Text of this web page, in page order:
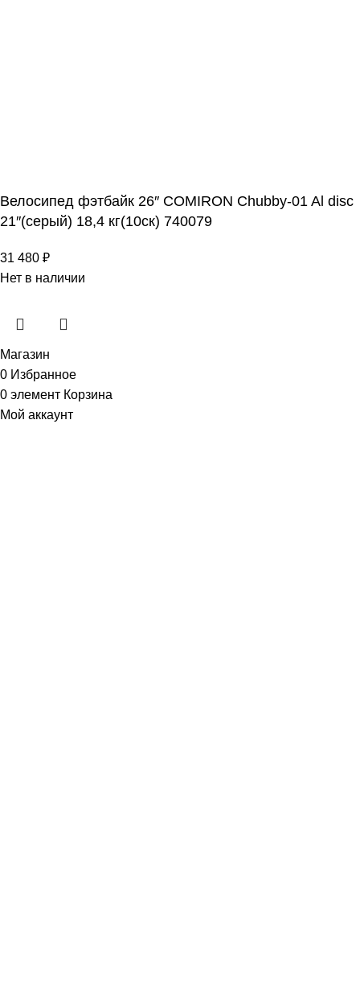
Велосипед фэтбайк 26″ COMIRON Chubby-01 Al disc
21″(серый) 18,4 кг(10cк) 740079
31 480 ₽
Нет в наличии
Магазин
0 Избранное
0 элемент Корзина
Мой аккаунт